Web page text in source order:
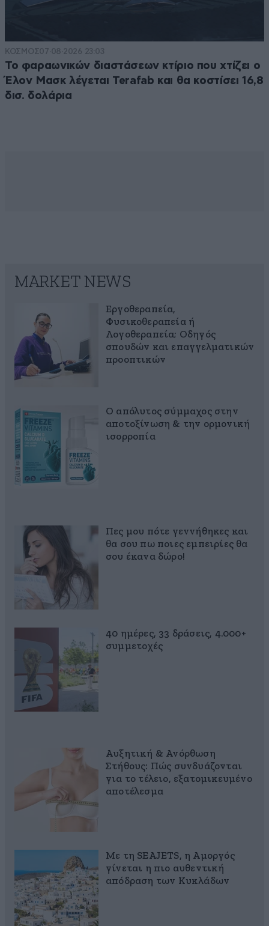
ΚΟΣΜΟΣ07·08·2026 23:03
Το φαραωνικών διαστάσεων κτίριο που χτίζει ο
Έλον Μασκ λέγεται Terafab και θα κοστίσει 16,8
δισ. δολάρια
MARKET NEWS
Εργοθεραπεία,
Φυσικοθεραπεία ή
Λογοθεραπεία; Οδηγός
σπουδών και επαγγελματικών
προοπτικών
Ο απόλυτος σύμμαχος στην
αποτοξίνωση & την ορμονική
ισορροπία
Πες μου πότε γεννήθηκες και
θα σου πω ποιες εμπειρίες θα
σου έκανα δώρο!
40 ημέρες, 33 δράσεις, 4.000+
συμμετοχές
Αυξητική & Ανόρθωση
Στήθους: Πώς συνδυάζονται
για το τέλειο, εξατομικευμένο
αποτέλεσμα
Με τη SEAJETS, η Αμοργός
γίνεται η πιο αυθεντική
απόδραση των Κυκλάδων